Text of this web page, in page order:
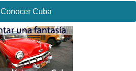
Conocer Cuba